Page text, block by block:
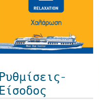
Ρυθμίσεις-
Είσοδος